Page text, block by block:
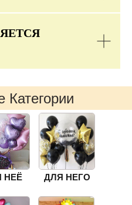
Категории
НЕЁ ДЛЯ НЕГО